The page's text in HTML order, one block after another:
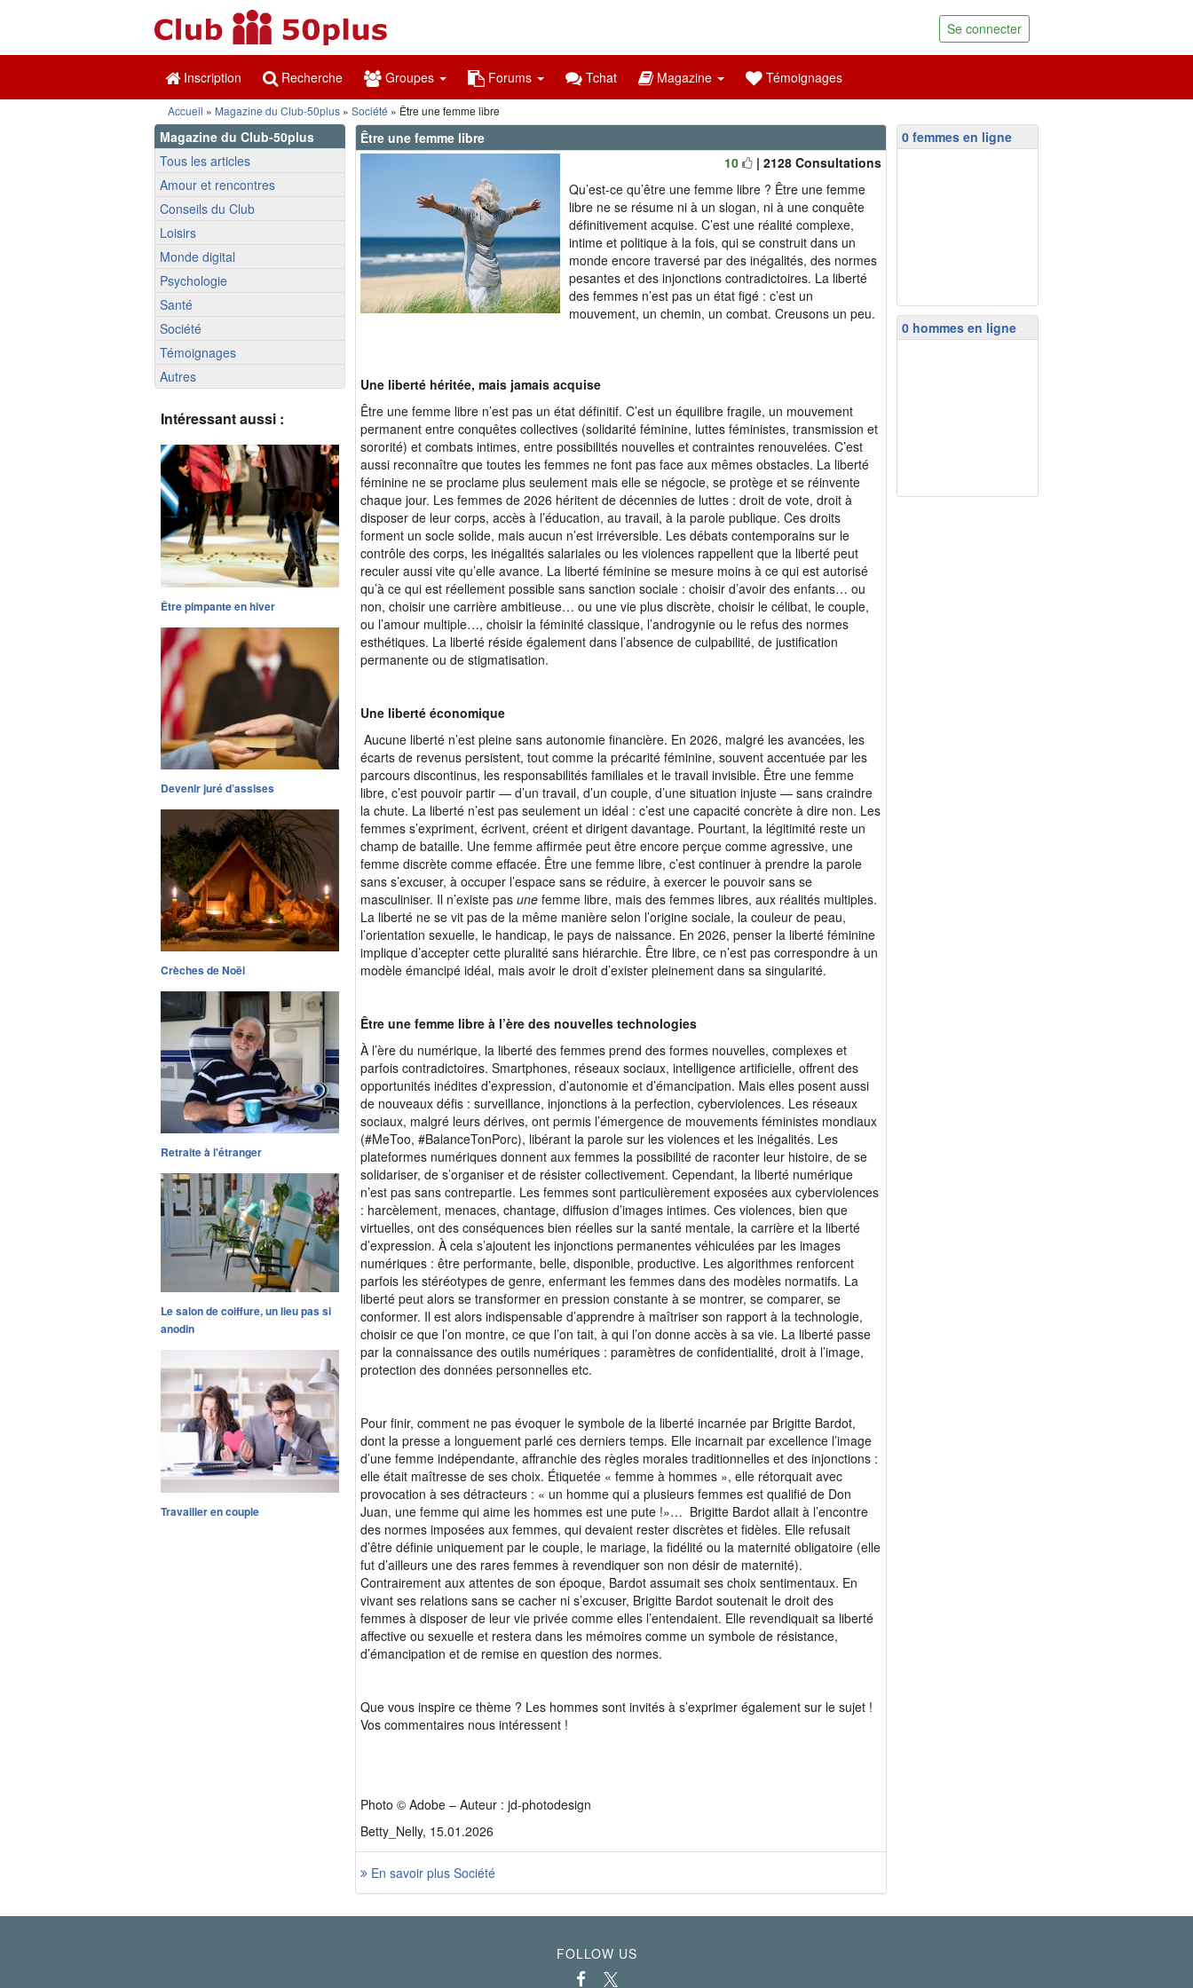
Se connecter
Inscription Recherche Groupes Forums Tchat Magazine Témoignages
Accueil » Magazine du Club-50plus » Société » Être une femme libre
Magazine du Club-50plus
Tous les articles
Amour et rencontres
Conseils du Club
Loisirs
Monde digital
Psychologie
Santé
Société
Témoignages
Autres
Intéressant aussi :
Être pimpante en hiver
Devenir juré d’assises
Crèches de Noël
Retraite à l'étranger
Le salon de coiffure, un lieu pas si
anodin
Travailler en couple
Être une femme libre
10
| 2128 Consultations
Qu’est-ce qu’être une femme libre ? Être une femme
libre ne se résume ni à un slogan, ni à une conquête
définitivement acquise. C’est une réalité complexe,
intime et politique à la fois, qui se construit dans un
monde encore traversé par des inégalités, des normes
pesantes et des injonctions contradictoires. La liberté
des femmes n’est pas un état figé : c’est un
mouvement, un chemin, un combat. Creusons un peu.
Une liberté héritée, mais jamais acquise
Être une femme libre n’est pas un état définitif. C’est un équilibre fragile, un mouvement
permanent entre conquêtes collectives (solidarité féminine, luttes féministes, transmission et
sororité) et combats intimes, entre possibilités nouvelles et contraintes renouvelées. C’est
aussi reconnaître que toutes les femmes ne font pas face aux mêmes obstacles. La liberté
féminine ne se proclame plus seulement mais elle se négocie, se protège et se réinvente
chaque jour. Les femmes de 2026 héritent de décennies de luttes : droit de vote, droit à
disposer de leur corps, accès à l’éducation, au travail, à la parole publique. Ces droits
forment un socle solide, mais aucun n’est irréversible. Les débats contemporains sur le
contrôle des corps, les inégalités salariales ou les violences rappellent que la liberté peut
reculer aussi vite qu’elle avance. La liberté féminine se mesure moins à ce qui est autorisé
qu’à ce qui est réellement possible sans sanction sociale : choisir d’avoir des enfants… ou
non, choisir une carrière ambitieuse… ou une vie plus discrète, choisir le célibat, le couple,
ou l’amour multiple…, choisir la féminité classique, l’androgynie ou le refus des normes
esthétiques. La liberté réside également dans l’absence de culpabilité, de justification
permanente ou de stigmatisation.
Une liberté économique
Aucune liberté n’est pleine sans autonomie financière. En 2026, malgré les avancées, les
écarts de revenus persistent, tout comme la précarité féminine, souvent accentuée par les
parcours discontinus, les responsabilités familiales et le travail invisible. Être une femme
libre, c’est pouvoir partir — d’un travail, d’un couple, d’une situation injuste — sans craindre
la chute. La liberté n’est pas seulement un idéal : c’est une capacité concrète à dire non. Les
femmes s’expriment, écrivent, créent et dirigent davantage. Pourtant, la légitimité reste un
champ de bataille. Une femme affirmée peut être encore perçue comme agressive, une
femme discrète comme effacée. Être une femme libre, c’est continuer à prendre la parole
sans s’excuser, à occuper l’espace sans se réduire, à exercer le pouvoir sans se
masculiniser. Il n’existe pas une femme libre, mais des femmes libres, aux réalités multiples.
La liberté ne se vit pas de la même manière selon l’origine sociale, la couleur de peau,
l’orientation sexuelle, le handicap, le pays de naissance. En 2026, penser la liberté féminine
implique d’accepter cette pluralité sans hiérarchie. Être libre, ce n’est pas correspondre à un
modèle émancipé idéal, mais avoir le droit d’exister pleinement dans sa singularité.
Être une femme libre à l’ère des nouvelles technologies
À l’ère du numérique, la liberté des femmes prend des formes nouvelles, complexes et
parfois contradictoires. Smartphones, réseaux sociaux, intelligence artificielle, offrent des
opportunités inédites d’expression, d’autonomie et d’émancipation. Mais elles posent aussi
de nouveaux défis : surveillance, injonctions à la perfection, cyberviolences. Les réseaux
sociaux, malgré leurs dérives, ont permis l’émergence de mouvements féministes mondiaux
(#MeToo, #BalanceTonPorc), libérant la parole sur les violences et les inégalités. Les
plateformes numériques donnent aux femmes la possibilité de raconter leur histoire, de se
solidariser, de s’organiser et de résister collectivement. Cependant, la liberté numérique
n’est pas sans contrepartie. Les femmes sont particulièrement exposées aux cyberviolences
: harcèlement, menaces, chantage, diffusion d’images intimes. Ces violences, bien que
virtuelles, ont des conséquences bien réelles sur la santé mentale, la carrière et la liberté
d’expression. À cela s’ajoutent les injonctions permanentes véhiculées par les images
numériques : être performante, belle, disponible, productive. Les algorithmes renforcent
parfois les stéréotypes de genre, enfermant les femmes dans des modèles normatifs. La
liberté peut alors se transformer en pression constante à se montrer, se comparer, se
conformer. Il est alors indispensable d’apprendre à maîtriser son rapport à la technologie,
choisir ce que l’on montre, ce que l’on tait, à qui l’on donne accès à sa vie. La liberté passe
par la connaissance des outils numériques : paramètres de confidentialité, droit à l’image,
protection des données personnelles etc.
Pour finir, comment ne pas évoquer le symbole de la liberté incarnée par Brigitte Bardot,
dont la presse a longuement parlé ces derniers temps. Elle incarnait par excellence l’image
d’une femme indépendante, affranchie des règles morales traditionnelles et des injonctions :
elle était maîtresse de ses choix. Étiquetée « femme à hommes », elle rétorquait avec
provocation à ses détracteurs : « un homme qui a plusieurs femmes est qualifié de Don
Juan, une femme qui aime les hommes est une pute !»… Brigitte Bardot allait à l’encontre
des normes imposées aux femmes, qui devaient rester discrètes et fidèles. Elle refusait
d’être définie uniquement par le couple, le mariage, la fidélité ou la maternité obligatoire (elle
fut d’ailleurs une des rares femmes à revendiquer son non désir de maternité).
Contrairement aux attentes de son époque, Bardot assumait ses choix sentimentaux. En
vivant ses relations sans se cacher ni s’excuser, Brigitte Bardot soutenait le droit des
femmes à disposer de leur vie privée comme elles l’entendaient. Elle revendiquait sa liberté
affective ou sexuelle et restera dans les mémoires comme un symbole de résistance,
d’émancipation et de remise en question des normes.
Que vous inspire ce thème ? Les hommes sont invités à s’exprimer également sur le sujet !
Vos commentaires nous intéressent !
Photo © Adobe – Auteur : jd-photodesign
Betty_Nelly, 15.01.2026
En savoir plus Société
0 femmes en ligne
0 hommes en ligne
FOLLOW US